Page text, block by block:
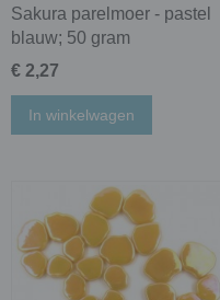
Sakura parelmoer - pastel
blauw; 50 gram
€ 2,27
In winkelwagen